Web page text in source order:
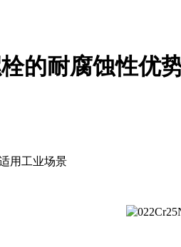
的耐腐蚀性优
用工业场景